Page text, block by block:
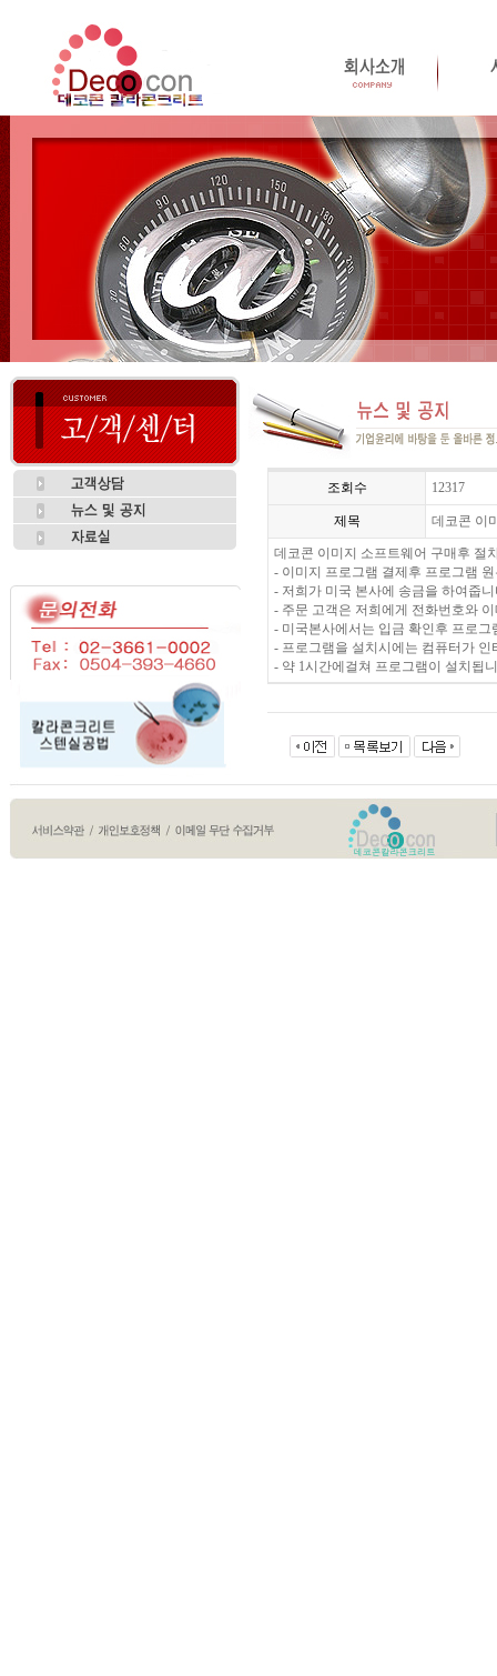
조회수 12317
제목 데코콘 이
데코콘 이미지 소프트웨어 구매후 절
- 이미지 프로그램 결제후 프로그램
- 저희가 미국 본사에 송금을 하여줍
- 주문 고객은 저희에게 전화번호와
- 미국본사에서는 입금 확인후 프로
- 프로그램을 설치시에는 컴퓨터가
- 약 1시간에걸쳐 프로그램이 설치됩